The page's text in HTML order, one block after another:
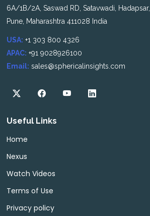
6A/1B/2A, Saswad RD, Satavwadi, Hadapsar,
Pune, Maharashtra 411028 India
USA: +1 303 800 4326
APAC: +91 9028926100
Email: sales@sphericalinsights.com
Useful Links
Home
Nexus
Watch Videos
Terms of Use
Privacy policy